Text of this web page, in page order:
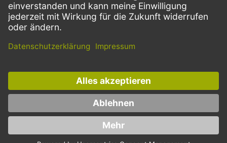
FacebookInstagramLinkedIn
Dieses Angebot ist ausschließlich für Gastronomie, Handel, Industrie,
Handwerk, öffentliche Einrichtungen und die freien Berufe bestimmt.
Die Bestellungen von Privatkunden sind ausgeschlossen.